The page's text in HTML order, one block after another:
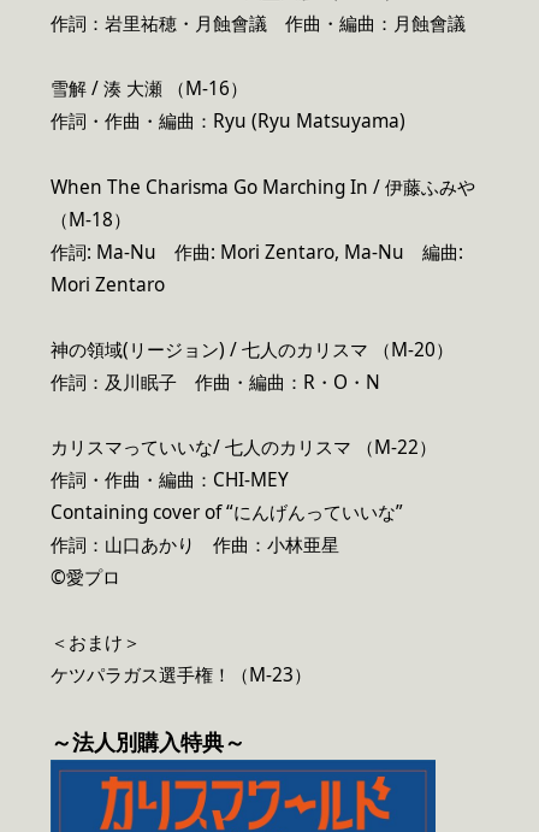
作詞：岩里祐穂・月蝕會議 作曲・編曲：月蝕會議
雪解 / 湊 大瀬 （M-16）
作詞・作曲・編曲：Ryu (Ryu Matsuyama)
When The Charisma Go Marching In / 伊藤ふみや
（M-18）
作詞: Ma-Nu 作曲: Mori Zentaro, Ma-Nu 編曲:
Mori Zentaro
神の領域(リージョン) / 七人のカリスマ （M-20）
作詞：及川眠子 作曲・編曲：R・O・N
カリスマっていいな/ 七人のカリスマ （M-22）
作詞・作曲・編曲：CHI-MEY
Containing cover of “にんげんっていいな”
作詞：山口あかり 作曲：小林亜星
©愛プロ
＜おまけ＞
ケツパラガス選手権！（M-23）
～法人別購入特典～